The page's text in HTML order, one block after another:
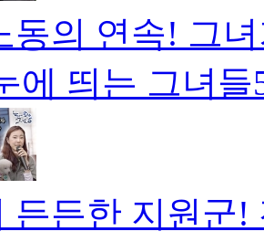
동의 연속! 그
에 띄는 그녀들
든든한 지원군